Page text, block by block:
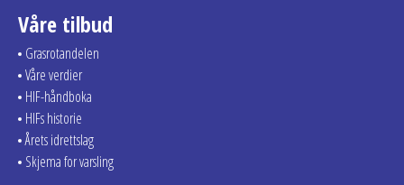
Våre tilbud
Grasrotandelen
Våre verdier
HIF-håndboka
HIFs historie
Årets idrettslag
Skjema for varsling